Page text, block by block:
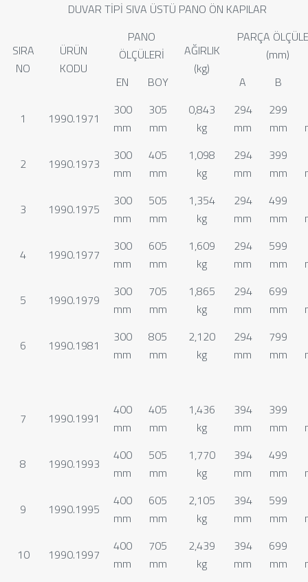
DUVAR TİPİ SIVA ÜSTÜ PANO ÖN KAPILAR
SIRA
NO
ÜRÜN
KODU
PANO
ÖLÇÜLERİ
AĞIRLIK
(kg)
PARÇA
(mm)
EN
BOY A B
1 1990.1971
300
mm
305
mm
0,843
kg
294
mm
299
mm
2 1990.1973
300
mm
405
mm
1,098
kg
294
mm
399
mm
3 1990.1975
300
mm
505
mm
1,354
kg
294
mm
499
mm
4 1990.1977
300
mm
605
mm
1,609
kg
294
mm
599
mm
5 1990.1979
300
mm
705
mm
1,865
kg
294
mm
699
mm
6 1990.1981
300
mm
805
mm
2,120
kg
294
mm
799
mm
7 1990.1991
400
mm
405
mm
1,436
kg
394
mm
399
mm
8 1990.1993
400
mm
505
mm
1,770
kg
394
mm
499
mm
9 1990.1995
400
mm
605
mm
2,105
kg
394
mm
599
mm
10 1990.1997
400
mm
705
mm
2,439
kg
394
mm
699
mm